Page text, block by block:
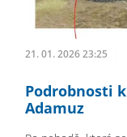
21. 01. 2026 23:25
Podrobnosti
Adamuz